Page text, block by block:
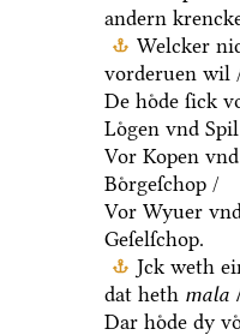
andern
Welcker
vorderuen wil
De hoͤde ſick
Loͤgen vnd
Vor Kopen vnd
Boͤrgeſchop /
Vor Wyuer
Geſelſchop.
Jck weth
dat heth mala
Dar hoͤde dy